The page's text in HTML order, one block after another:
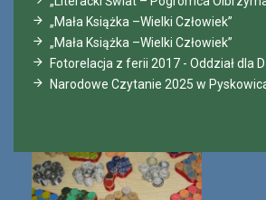
„Mała Książka –Wielki Człowiek”
„Mała Książka –Wielki Człowiek”
Fotorelacja z ferii 2017 - Oddział dla
Narodowe Czytanie 2025 w